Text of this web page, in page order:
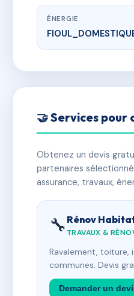
ÉNERGIE
🤝 Services
Obtenez un devis
partenaires
assurance, travaux,
🔧 Rénov
TRAVAUX &
Ravalement, toiture,
communes. Devis
Demander un